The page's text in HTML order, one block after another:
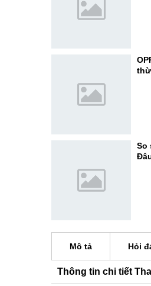
So
Mô tả Hỏi
Thông tin chi tiết